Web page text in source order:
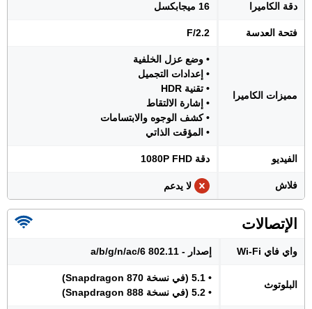
دقة الكاميرا 16 ميجابكسل
فتحة العدسة F/2.2
مميزات الكاميرا
• وضع عزل الخلفية
• إعدادات التجميل
• تقنية HDR
• إشارة الالتقاط
• كشف الوجوه والابتسامات
• المؤقت الذاتي
الفيديو دقة 1080P FHD
فلاش لا يدعم
الإتصالات
واي فاي Wi-Fi إصدار - 802.11 a/b/g/n/ac/6
البلوتوث
• 5.1 (في نسخة Snapdragon 870)
• 5.2 (في نسخة Snapdragon 888)